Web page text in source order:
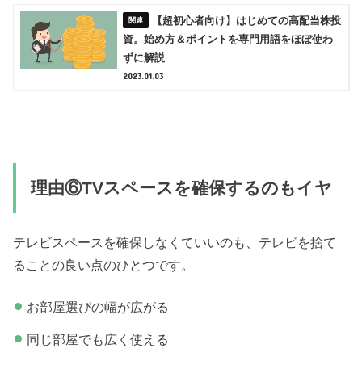
【超初心者向け】はじめての高配当株投
資。始め方＆ポイントを専門用語をほぼ使わ
ずに解説
2023.01.03
理由⑥TVスペースを確保するのもイヤ
テレビスペースを確保しなくていいのも、テレビを捨て
ることの良い点のひとつです。
お部屋選びの幅が広がる
同じ部屋でも広く使える